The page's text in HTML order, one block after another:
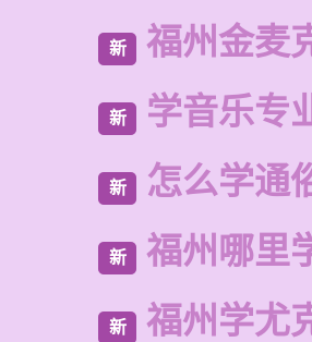
新 福州金麦
新 学音乐专
新 怎么学通
新 福州哪里
新 福州学尤